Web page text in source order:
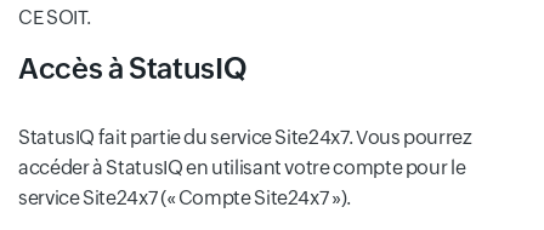
CE SOIT.
Accès à StatusIQ
StatusIQ fait partie du service Site24x7. Vous pourrez
accéder à StatusIQ en utilisant votre compte pour le
service Site24x7 (« Compte Site24x7 »).